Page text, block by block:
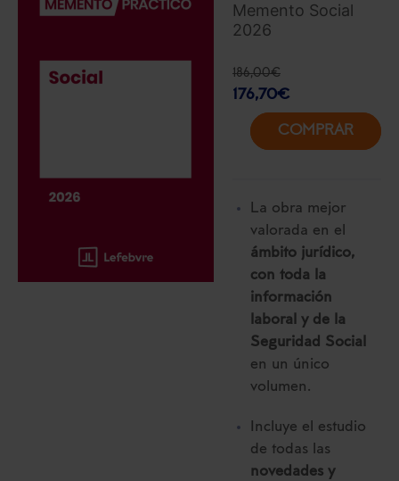
Memento Social
2026
186,00€
176,70€
COMPRAR
La obra mejor
valorada en el
ámbito jurídico,
con toda la
información
laboral y de la
Seguridad Social
en un único
volumen.
Incluye el estudio
de todas las
novedades y